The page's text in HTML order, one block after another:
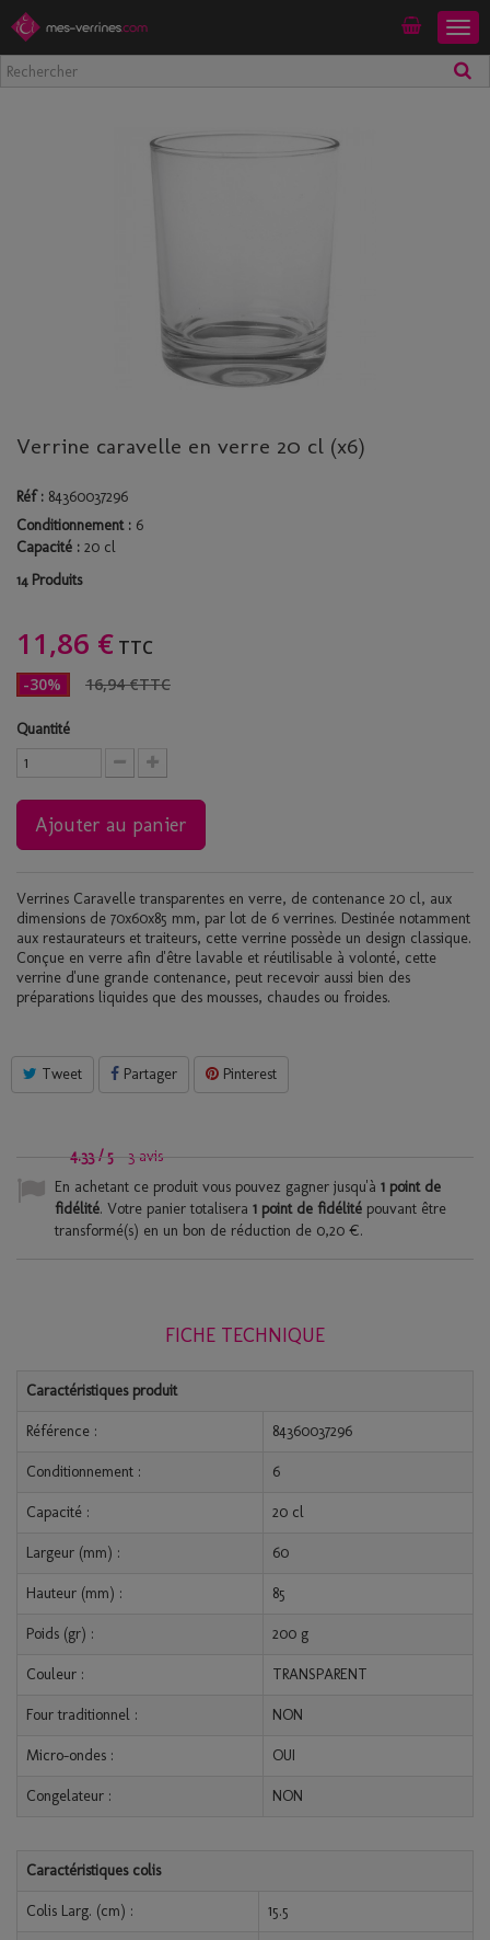
Mon compte
Verrine caravelle en verre 20 cl (x6)
Réf : 84360037296
Conditionnement : 6
Capacité : 20 cl
14 Produits
11,86 € TTC
-30% 16,94 €TTC
Quantité
Ajouter au panier
Verrines Caravelle transparentes en verre, de contenance 20 cl, aux
dimensions de 70x60x85 mm, par lot de 6 verrines. Destinée notamment
aux restaurateurs et traiteurs, cette verrine possède un design classique.
Conçue en verre afin d'être lavable et réutilisable à volonté, cette
verrine d'une grande contenance, peut recevoir aussi bien des
préparations liquides que des mousses, chaudes ou froides.
Tweet Partager Pinterest
4.33/ 5 3 avis
En achetant ce produit vous pouvez gagner jusqu'à 1 point de
fidélité. Votre panier totalisera 1 point de fidélité pouvant être
transformé(s) en un bon de réduction de 0,20 €.
FICHE TECHNIQUE
Caractéristiques produit
Référence : 84360037296
Conditionnement : 6
Capacité : 20 cl
Largeur (mm) : 60
Hauteur (mm) : 85
Poids (gr) : 200 g
Couleur : TRANSPARENT
Four traditionnel : NON
Micro-ondes : OUI
Congelateur : NON
Caractéristiques colis
Colis Larg. (cm) : 15.5